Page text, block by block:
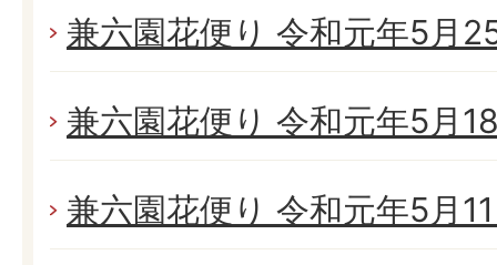
兼六園花便り 令和元年5月
兼六園花便り 令和元年5月
兼六園花便り 令和元年5月